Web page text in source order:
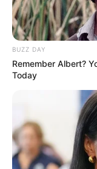
BUZZ DAY
Remember Albert?
Today